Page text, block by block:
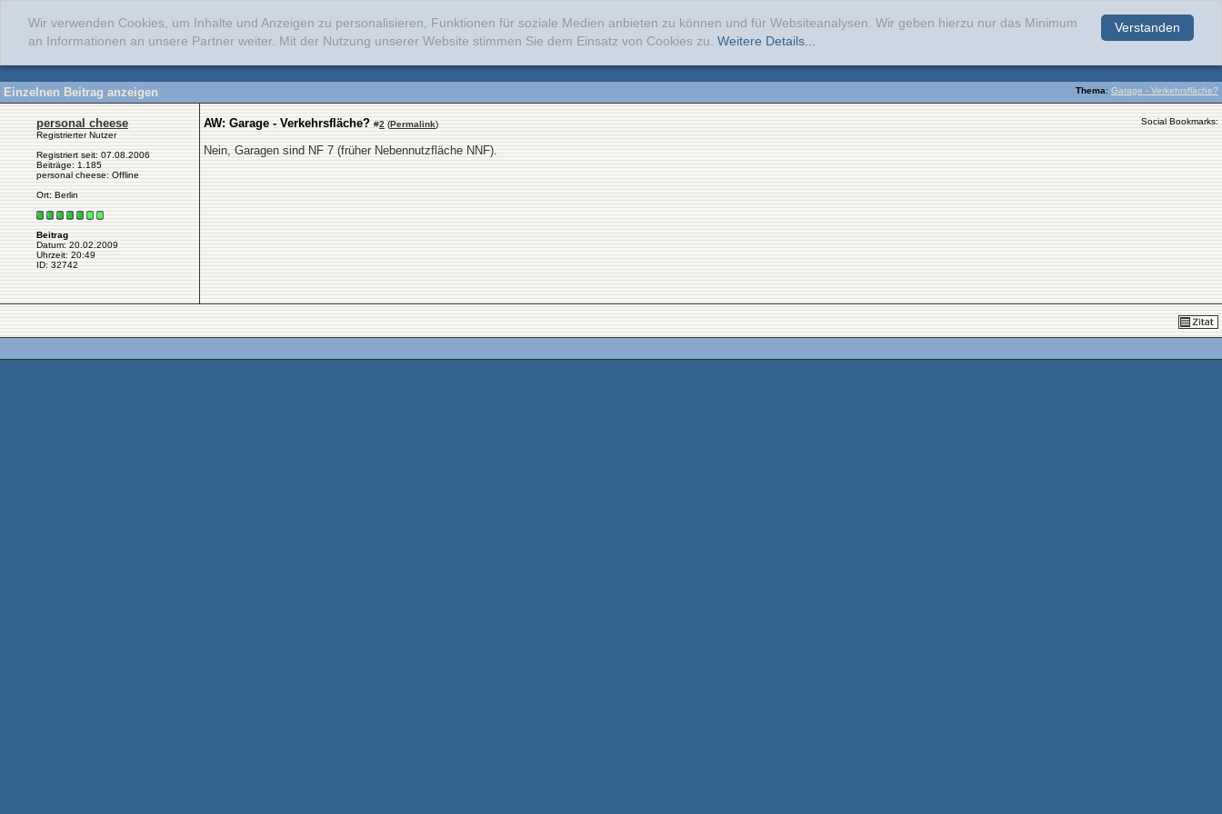
Verstanden
Wir verwenden Cookies, um Inhalte und Anzeigen zu personalisieren, Funktionen für soziale Medien anbieten zu können und für Websiteanalysen. Wir geben hierzu nur das Minimum
an Informationen an unsere Partner weiter. Mit der Nutzung unserer Website stimmen Sie dem Einsatz von Cookies zu. Weitere Details...
Thema: Garage - Verkehrsfläche?
Einzelnen Beitrag anzeigen
personal cheese
Registrierter Nutzer
Registriert seit: 07.08.2006
Beiträge: 1.185
personal cheese: Offline
Ort: Berlin
Beitrag
Datum: 20.02.2009
Uhrzeit: 20:49
ID: 32742
AW: Garage - Verkehrsfläche? #2 (Permalink) Social Bookmarks:
Nein, Garagen sind NF 7 (früher Nebennutzfläche NNF).